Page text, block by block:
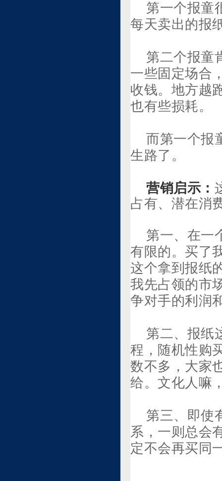
第一个报童
每天卖出的报
第二个报童
一些固定场合
收钱。地方越
也有些损耗。
而第一个报
生路了。
营销启示：
占有、潜在消
第一、在一
有限的。买了
这个拿到报纸
我先占领的市
争对手的利润
第二、报纸
程，随机性购
数不多，大家
给。文化人嘛
第三、即使
系，一则总会
定不会再买同